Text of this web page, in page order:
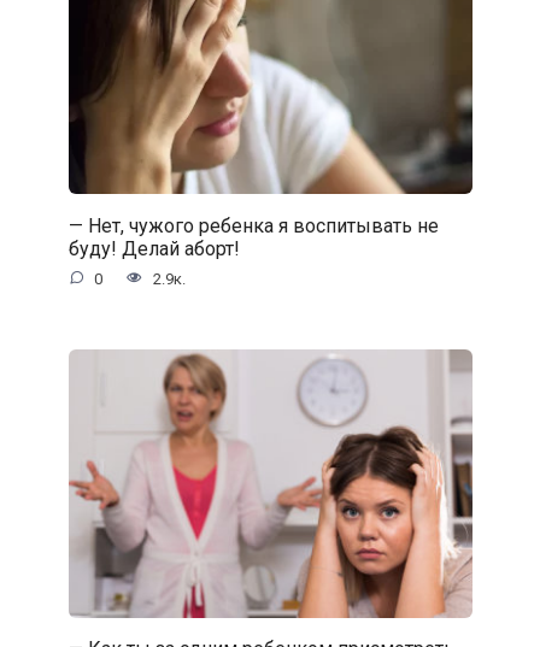
— Нет, чужого ребенка я воспитывать не
буду! Делай аборт!
0 2.9к.